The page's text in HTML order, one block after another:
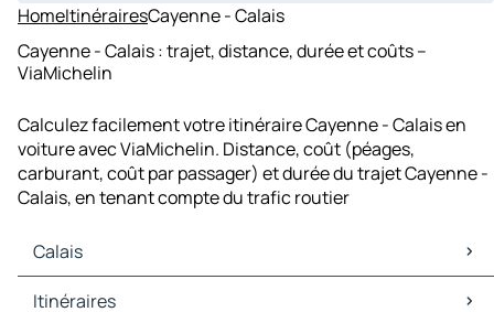
HomeItinérairesCayenne - Calais
Cayenne - Calais : trajet, distance, durée et coûts –
ViaMichelin
Calculez facilement votre itinéraire Cayenne - Calais en
voiture avec ViaMichelin. Distance, coût (péages,
carburant, coût par passager) et durée du trajet Cayenne -
Calais, en tenant compte du trafic routier
Calais
Calais Cartes et plans
Itinéraires